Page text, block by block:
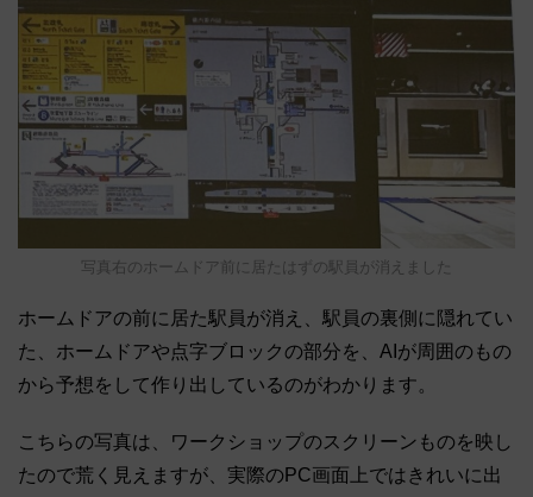
写真右のホームドア前に居たはずの駅員が消えました
ホームドアの前に居た駅員が消え、駅員の裏側に隠れてい
た、ホームドアや点字ブロックの部分を、AIが周囲のもの
から予想をして作り出しているのがわかります。
こちらの写真は、ワークショップのスクリーンものを映し
たので荒く見えますが、実際のPC画面上ではきれいに出